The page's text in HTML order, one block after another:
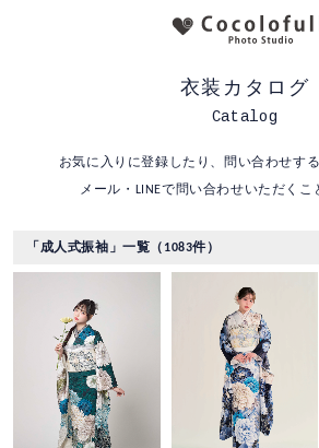
衣装カタログ
Catalog
お気に入りに登録したり、問い合わせす
メール・LINEで問い合わせいただくこ
「成人式振袖」一覧（1083件）